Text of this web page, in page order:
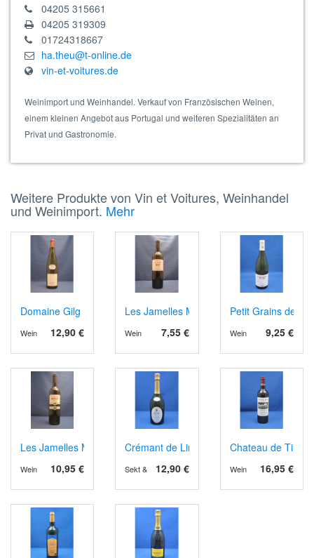
04205 315661
04205 319309
01724318667
ha.theu@t-online.de
vin-et-voitures.de
Weinimport und Weinhandel. Verkauf von Französischen Weinen,
einem kleinen Angebot aus Portugal und weiteren Spezialitäten an
Privat und Gastronomie.
Weitere Produkte von Vin et Voitures, Weinhandel
und Weinimport. Mehr
Domaine Gilg Riesling Marnes et Calcaire 2023
12,90 €
Wein
Les Jamelles Merlot
7,55 €
Wein
Petit Grains de
9,25 €
Wein
Les Jamelles Merlot Organic
10,95 €
Wein
Crémant de Limoux Grande Cuvée 1531
12,90 €
Sekt & Schaumwein
Chateau de
16,95 €
Wein